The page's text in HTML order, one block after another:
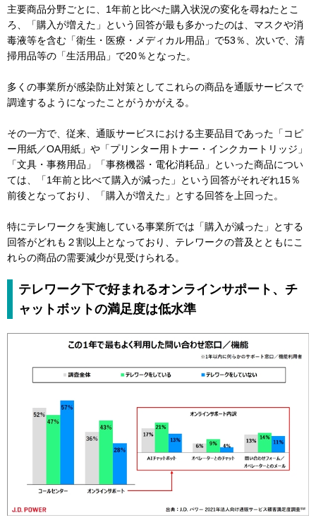
主要商品分野ごとに、1年前と比べた購入状況の変化を尋ねたとこ
ろ、「購入が増えた」という回答が最も多かったのは、マスクや消
毒液等を含む「衛生・医療・メディカル用品」で53％、次いで、清
掃用品等の「生活用品」で20％となった。
多くの事業所が感染防止対策としてこれらの商品を通販サービスで
調達するようになったことがうかがえる。
その一方で、従来、通販サービスにおける主要品目であった「コピ
ー用紙／OA用紙」や「プリンター用トナー・インクカートリッジ」
「文具・事務用品」「事務機器・電化消耗品」といった商品につい
ては、「1年前と比べて購入が減った」という回答がそれぞれ15％
前後となっており、「購入が増えた」とする回答を上回った。
特にテレワークを実施している事業所では「購入が減った」とする
回答がどれも２割以上となっており、テレワークの普及とともにこ
れらの商品の需要減少が見受けられる。
テレワーク下で好まれるオンラインサポート、チ
ャットボットの満足度は低水準